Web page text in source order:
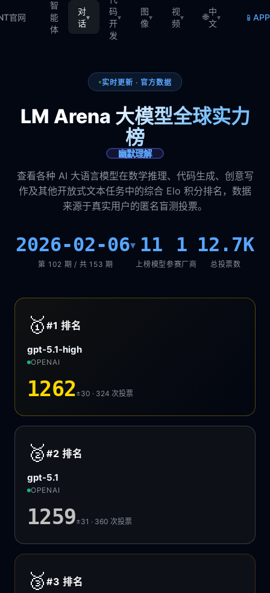
官网
智
能
体
对
话
▾
码
开
发
▾
图
像
▾
视
频
▾ 🌐
中
文
▾ 📱
实时更新 · 官方数据
LM Arena 大模型全球实力
榜
幽默理解
查看各种 AI 大语言模型在数学推理、代码生成、创意写
作及其他开放式文本任务中的综合 Elo 积分排名，数据
来源于真实用户的匿名盲测投票。
2026-02-06▾
第 102 期 / 共 153 期
11
上榜模型
1
参赛厂商
12.7K
总投票数
🥇 #1排名
gpt-5.1-high
OPENAI
1262±30 · 324次投票
🥈 #2排名
gpt-5.1
OPENAI
1259±31 · 360次投票
🥉 #3排名